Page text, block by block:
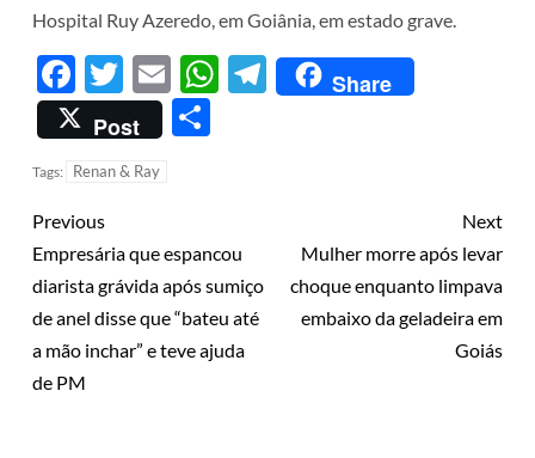
Hospital Ruy Azeredo, em Goiânia, em estado grave.
Facebook
Twitter
EmailWhatsApp
Telegram
Share
Post
Tags: Renan & Ray
Previous
Empresária que espancou
diarista grávida após sumiço
de anel disse que “bateu até
a mão inchar” e teve ajuda
de PM
Next
Mulher morre após levar
choque enquanto limpava
embaixo da geladeira em
Goiás